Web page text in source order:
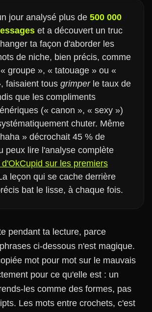
jour analysé plus de 500 000
et a découvert un truc
ta façon d'aborder les
de niche, bien précis, comme
groupe », « tatouage » ou «
faisaient tous grimperle taux de
que les compliments
(« canon », « sexy »)
chuter. Même
» décrochait 45 % de
peux lire l'analyse complète
d'OkCupid sur les premiers
leçon qui se cache derrière
bat le lisse, à chaque fois.
pendant ta lecture, parce
ci-dessous n'est magique.
mot pour mot sur le mauvais
pour ce qu'elle est : un
les comme des formes, pas
Les mots entre crochets, c'est